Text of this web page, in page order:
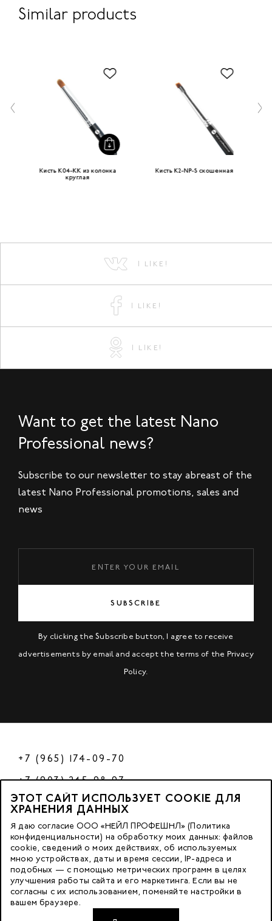
Similar products
Кисть K04-KK из колонка
круглая
Кисть K2-NP-S скошенная
I LIKE!
I LIKE!
I LIKE!
Want to get the latest Nano
Professional news?
Subscribe to our newsletter to stay abreast of the
latest Nano Professional promotions, sales and
news
SUBSCRIBE
By clicking the Subscribe button, I agree to receive
advertisements by email and accept the terms of the Privacy
Policy.
+7 (965) 174-09-70
+7 (903) 245-98-97
РФ
© 2023 Nano Prof
117342, Russia, Moscow, Butlerova Street. 17, «BC Neo Geo»
floor 3, office 3079
ЭТОТ САЙТ ИСПОЛЬЗУЕТ COOKIE ДЛЯ
ХРАНЕНИЯ ДАННЫХ
Я даю согласие ООО «НЕЙЛ ПРОФЕШНЛ» (Политика
конфиденциальности) на обработку моих данных: файлов
cookie, сведений о моих действиях, об используемых
мною устройствах, даты и время сессии, IP-адреса и
подобных — с помощью метрических программ в целях
улучшения работы сайта и его маркетинга. Если вы не
согласны с их использованием, поменяйте настройки в
вашем браузере.